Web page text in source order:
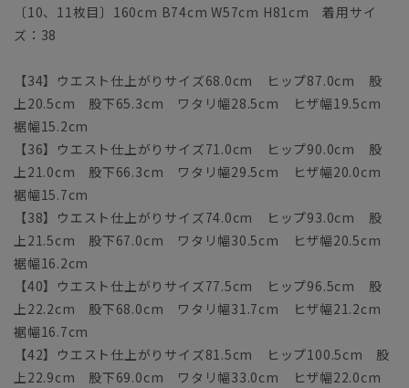
〔10、11枚目〕160cm B74cm W57cm H81cm 着用サイ
ズ：38
【34】ウエスト仕上がりサイズ68.0cm ヒップ87.0cm 股
上20.5cm 股下65.3cm ワタリ幅28.5cm ヒザ幅19.5cm
裾幅15.2cm
【36】ウエスト仕上がりサイズ71.0cm ヒップ90.0cm 股
上21.0cm 股下66.3cm ワタリ幅29.5cm ヒザ幅20.0cm
裾幅15.7cm
【38】ウエスト仕上がりサイズ74.0cm ヒップ93.0cm 股
上21.5cm 股下67.0cm ワタリ幅30.5cm ヒザ幅20.5cm
裾幅16.2cm
【40】ウエスト仕上がりサイズ77.5cm ヒップ96.5cm 股
上22.2cm 股下68.0cm ワタリ幅31.7cm ヒザ幅21.2cm
裾幅16.7cm
【42】ウエスト仕上がりサイズ81.5cm ヒップ100.5cm 股
上22.9cm 股下69.0cm ワタリ幅33.0cm ヒザ幅22.0cm